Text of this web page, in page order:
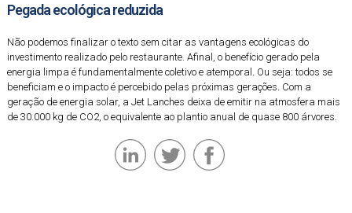
Pegada ecológica reduzida
Não podemos finalizar o texto sem citar as vantagens ecológicas do
investimento realizado pelo restaurante. Afinal, o benefício gerado pela
energia limpa é fundamentalmente coletivo e atemporal. Ou seja: todos se
beneficiam e o impacto é percebido pelas próximas gerações. Com a
geração de energia solar, a Jet Lanches deixa de emitir na atmosfera mais
de 30.000 kg de CO2, o equivalente ao plantio anual de quase 800 árvores.